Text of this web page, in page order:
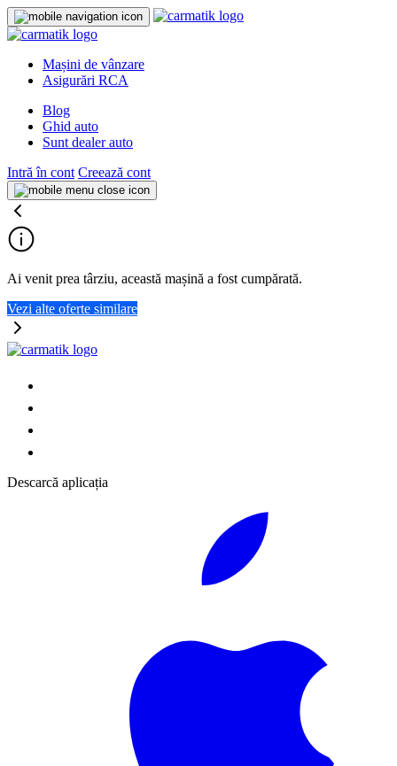
Mașini de vânzare
Asigurări RCA
Blog
Ghid auto
Sunt dealer auto
Intră în cont Creează cont
Ai venit prea târziu, această mașină a fost cumpărată.
Vezi alte oferte similare
Descarcă aplicația